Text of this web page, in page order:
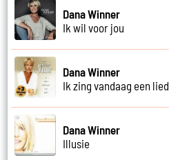
Dana Winner
Ik wil voor jou
Dana Winner
Ik zing vandaag een lied
Dana Winner
Illusie